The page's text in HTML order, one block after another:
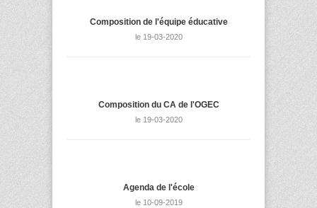
Composition de l'équipe éducative
le 19-03-2020
Composition du CA de l'OGEC
le 19-03-2020
Agenda de l'école
le 10-09-2019